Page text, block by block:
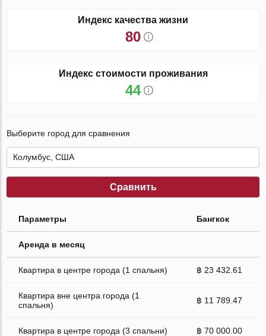
Индекс качества жизни
80
Индекс стоимости проживания
44
Выберите город для сравнения
Сравнить
Параметры Бангкок
Аренда в месяц
Квартира в центре города (1 спальня) ฿ 23 432.61
Квартира вне центра города (1
спальня)
฿ 11 789.47
Квартира в центре города (3 спальни) ฿ 70 000.00